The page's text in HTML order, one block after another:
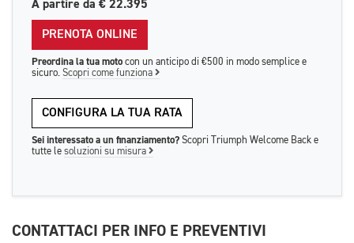
A partire da € 22.395
PRENOTA ONLINE
Preordina la tua moto con un anticipo di €500 in modo semplice e
sicuro. Scopri come funziona
CONFIGURA LA TUA RATA
Sei interessato a un finanziamento? Scopri Triumph Welcome Back e
tutte le soluzioni su misura
CONTATTACI PER INFO E PREVENTIVI